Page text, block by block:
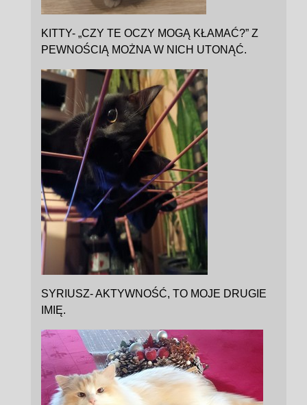
KITTY- „CZY TE OCZY MOGĄ KŁAMAĆ?” Z
PEWNOŚCIĄ MOŻNA W NICH UTONĄĆ.
SYRIUSZ- AKTYWNOŚĆ, TO MOJE DRUGIE
IMIĘ.